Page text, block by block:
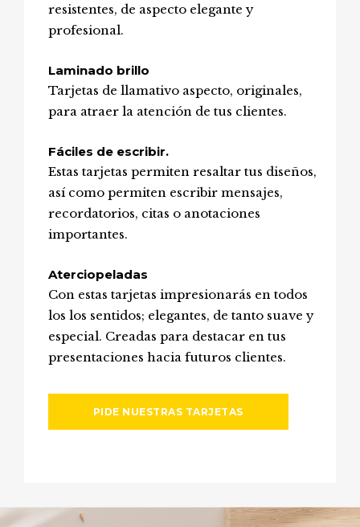
resistentes, de aspecto elegante y
profesional.
Laminado brillo
Tarjetas de llamativo aspecto, originales,
para atraer la atención de tus clientes.
Fáciles de escribir.
Estas tarjetas permiten resaltar tus diseños,
así como permiten escribir mensajes,
recordatorios, citas o anotaciones
importantes.
Aterciopeladas
Con estas tarjetas impresionarás en todos
los los sentidos; elegantes, de tanto suave y
especial. Creadas para destacar en tus
presentaciones hacia futuros clientes.
PIDE NUESTRAS TARJETAS